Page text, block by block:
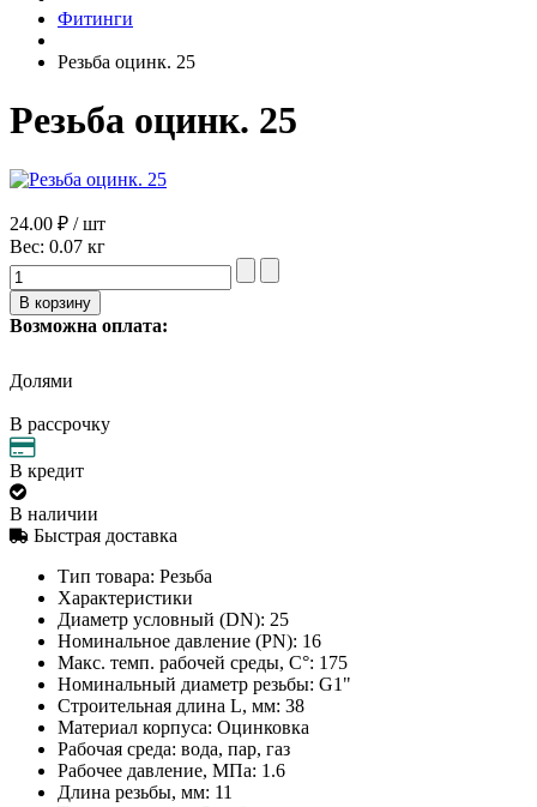
Фитинги
Резьба оцинк. 25
Резьба оцинк. 25
24.00 ₽ / шт
Вес: 0.07 кг
Возможна оплата:
Долями
В рассрочку
В кредит
В наличии
Быстрая доставка
Тип товара: Резьба
Характеристики
Диаметр условный (DN): 25
Номинальное давление (PN): 16
Макс. темп. рабочей среды, С°: 175
Номинальный диаметр резьбы: G1"
Строительная длина L, мм: 38
Материал корпуса: Оцинковка
Рабочая среда: вода, пар, газ
Рабочее давление, МПа: 1.6
Длина резьбы, мм: 11